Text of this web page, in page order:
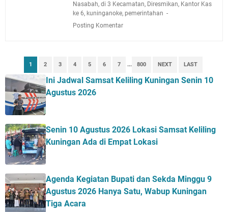
Nasabah, di 3 Kecamatan, Diresmikan, Kantor Kas
ke 6, kuninganoke, pemerintahan
Posting Komentar
1 2 3 4 5 6 7 ... 800 NEXT LAST
Ini Jadwal Samsat Keliling Kuningan Senin 10
Agustus 2026
Senin 10 Agustus 2026 Lokasi Samsat Keliling
Kuningan Ada di Empat Lokasi
Agenda Kegiatan Bupati dan Sekda Minggu 9
Agustus 2026 Hanya Satu, Wabup Kuningan
Tiga Acara